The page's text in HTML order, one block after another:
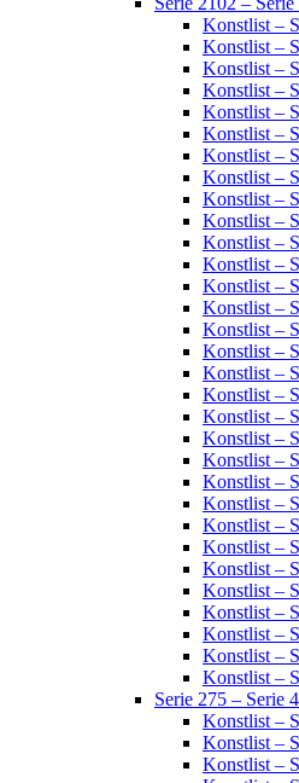
Konstlist –
Konstlist –
Konstlist –
Konstlist –
Konstlist –
Konstlist –
Konstlist –
Konstlist –
Konstlist –
Konstlist –
Konstlist –
Konstlist –
Konstlist –
Konstlist –
Konstlist –
Konstlist –
Konstlist –
Konstlist –
Konstlist –
Konstlist –
Konstlist –
Konstlist –
Konstlist –
Konstlist –
Konstlist –
Konstlist –
Konstlist –
Konstlist –
Konstlist –
Konstlist –
Konstlist –
Serie 275 – Serie
Konstlist –
Konstlist –
Konstlist –